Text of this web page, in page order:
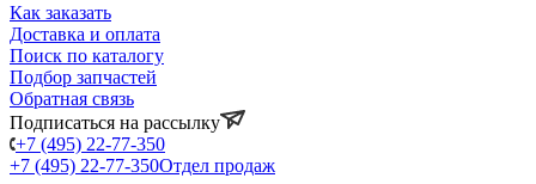
Как заказать
Доставка и оплата
Поиск по каталогу
Подбор запчастей
Обратная связь
Подписаться на рассылку
+7 (495) 22-77-350
+7 (495) 22-77-350Отдел продаж